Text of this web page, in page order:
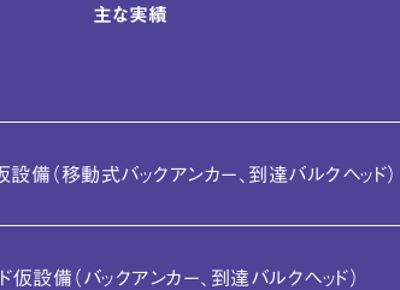
主な実績
設備（移動式バックアンカー、到達バルクヘッド）
仮設備（バックアンカー、到達バルクヘッド）